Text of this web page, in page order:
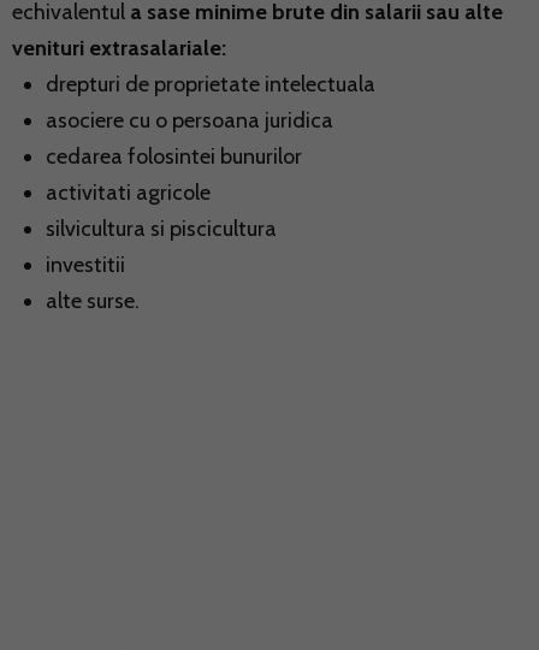
echivalentul a sase minime brute din salarii sau alte
venituri extrasalariale:
drepturi de proprietate intelectuala
asociere cu o persoana juridica
cedarea folosintei bunurilor
activitati agricole
silvicultura si piscicultura
investitii
alte surse.